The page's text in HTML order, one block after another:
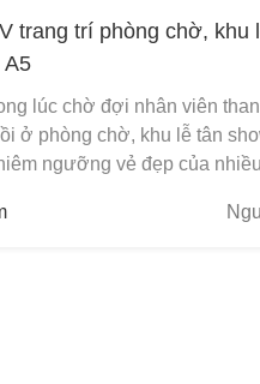
trang trí phòng chờ, khu
A5
lúc chờ đợi nhân viên
ở phòng chờ, khu lễ tân
ngưỡng vẻ đẹp của